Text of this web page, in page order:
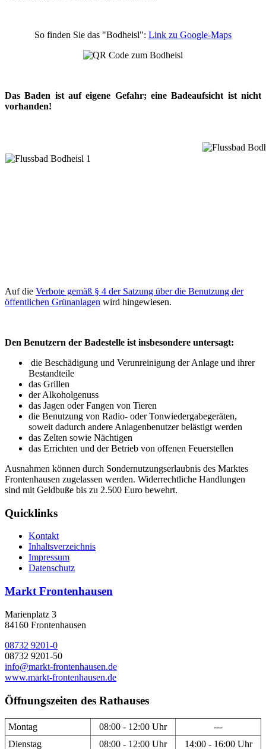
So finden Sie das "Bodheisl": Link zu Google-Maps
Das Baden ist auf eigene Gefahr; eine Badeaufsicht ist nicht
vorhanden!
Auf die Verbote gemäß § 4 der Satzung über die Benutzung der
öffentlichen Grünanlagen wird hingewiesen.
Den Benutzern der Badestelle ist insbesondere untersagt:
die Beschädigung und Verunreinigung der Anlage und ihrer
Bestandteile
das Grillen
der Alkoholgenuss
das Jagen oder Fangen von Tieren
die Benutzung von Radio- oder Tonwiedergabegeräten,
soweit dadurch andere Anlagenbenutzer belästigt werden
das Zelten sowie Nächtigen
das Errichten und der Betrieb von offenen Feuerstellen
Ausnahmen können durch Sondernutzungserlaubnis des Marktes
Frontenhausen zugelassen werden. Widerrechtliche Handlungen
sind mit Geldbuße bis zu 2.500 Euro bewehrt.
Quicklinks
Kontakt
Inhaltsverzeichnis
Impressum
Datenschutz
Markt Frontenhausen
Marienplatz 3
84160 Frontenhausen
08732 9201-0
08732 9201-50
info@markt-frontenhausen.de
www.markt-frontenhausen.de
Öffnungszeiten des Rathauses
Montag 08:00 - 12:00 Uhr
---
Dienstag
08:00 - 12:00 Uhr 14:00 - 16:00 Uhr